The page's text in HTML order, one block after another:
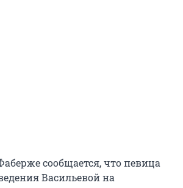
сообщается, что певица
Васильевой на